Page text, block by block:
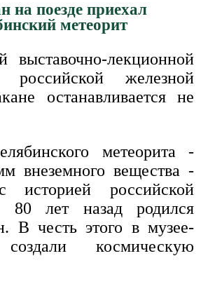
на поезде приехал
метеорит
выставочно-лекционной
российской железной
останавливается не
метеорита -
внеземного вещества -
историей российской
80 лет назад родился
В честь этого в музее-
космическую